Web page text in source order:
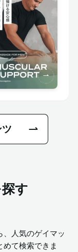
す
人気のゲイマッ
て検索できま